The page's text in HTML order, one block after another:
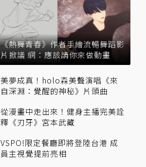
《熱舞青春》作者手繪流暢舞蹈影
片掀議 網：應該請你來做動畫
美夢成真！holo森美聲演唱《來
自深淵：覺醒的神秘》片頭曲
從漫畫中走出來！健身主播完美詮
釋《刃牙》宮本武藏
VSPO!限定餐廳即將登陸台港 成
員主視覺提前亮相